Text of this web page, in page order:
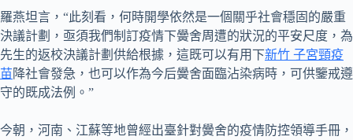
羅燕坦言，“此刻看，何時開學依然是一個關乎社會穩固的嚴重
決議計劃，亟須我們制訂疫情下黌舍周遭的狀況的平安尺度，為
先生的返校決議計劃供給根據，這既可以有用下新竹 子宮頸疫
苗 降社會發急，也可以作為今后黌舍面臨沾染病時，可供鑒戒遵
守的既成法例。”
今朝，河南、江蘇等地曾經出臺針對黌舍的疫情防控領導手冊，